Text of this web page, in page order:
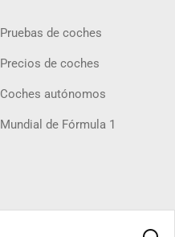
Pruebas de coches
Precios de coches
Coches autónomos
Mundial de Fórmula 1